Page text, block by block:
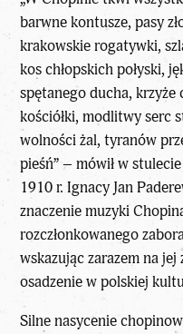
barwne kontusze, pasy
krakowskie rogatywki,
kos chłopskich połyski,
spętanego ducha,
kościółki, modlitwy serc
wolności żal, tyranów
pieśń” – mówił w
1910 r. Ignacy Jan
znaczenie muzyki
rozczłonkowanego
wskazując zarazem na jej
osadzenie w polskiej
Silne nasycenie